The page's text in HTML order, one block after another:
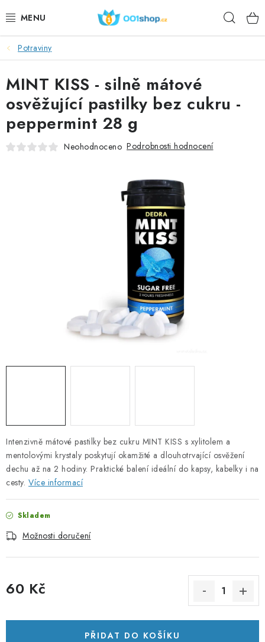
na
DOPLŇKY STRAVY
KOSMETIKA
SPORT
POTRAVINY
Obchodní podmínky
Natural Health Store
Slovník pojmů
Mapa serveru
Potraviny
Intenzivně mátové pastilky bez cukru MINT KISS s xylitolem a
mentolovými krystaly poskytují okamžité a dlouhotrvající osvěžení
dechu až na 2 hodiny. Praktické balení ideální do kapsy, kabelky i na
cesty. Více informací
Skladem
Možnosti doručení
60 Kč
PŘIDAT DO KOŠÍKU
MINT KISS - silně mátové
osvěžující pastilky bez cukru -
peppermint 28 g
Neohodnoceno Podrobnosti hodnocení